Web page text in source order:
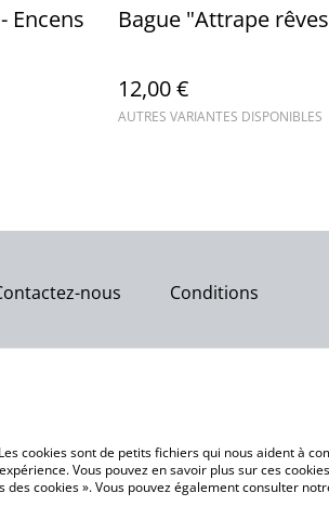
Encens
Bague "Attrape
12,00 €
AUTRES VARIANTES DISPONIBLES
nous Conditions
cookies sont de petits fichiers qui nous aident à
Vous pouvez en savoir plus sur ces
des cookies ». Vous pouvez également consulter